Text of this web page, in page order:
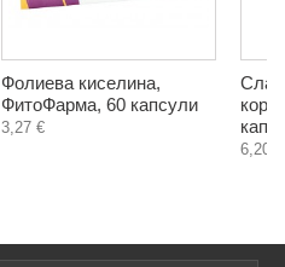
Фолиева киселина,
ФитоФарма, 60 капсули
3,27 €
6,20 €